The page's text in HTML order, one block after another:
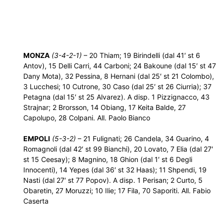
MONZA (3-4-2-1) – 20 Thiam; 19 Birindelli (dal 41′ st 6
Antov), 15 Delli Carri, 44 Carboni; 24 Bakoune (dal 15′ st 47
Dany Mota), 32 Pessina, 8 Hernani (dal 25′ st 21 Colombo),
3 Lucchesi; 10 Cutrone, 30 Caso (dal 25′ st 26 Ciurria); 37
Petagna (dal 15′ st 25 Alvarez). A disp. 1 Pizzignacco, 43
Strajnar; 2 Brorsson, 14 Obiang, 17 Keita Balde, 27
Capolupo, 28 Colpani. All. Paolo Bianco
EMPOLI (5-3-2) – 21 Fulignati; 26 Candela, 34 Guarino, 4
Romagnoli (dal 42′ st 99 Bianchi), 20 Lovato, 7 Elia (dal 27′
st 15 Ceesay); 8 Magnino, 18 Ghion (dal 1′ st 6 Degli
Innocenti), 14 Yepes (dal 36′ st 32 Haas); 11 Shpendi, 19
Nasti (dal 27′ st 77 Popov). A disp. 1 Perisan; 2 Curto, 5
Obaretin, 27 Moruzzi; 10 Ilie; 17 Fila, 70 Saporiti. All. Fabio
Caserta